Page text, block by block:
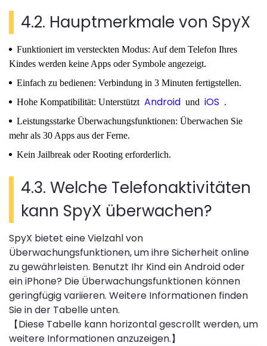
4.2. Hauptmerkmale von SpyX
Funktioniert im versteckten Modus: Auf dem Telefon Ihres
Kindes werden keine Apps oder Symbole angezeigt.
Einfach zu bedienen: Verbindung in 3 Minuten fertigstellen.
Hohe Kompatibilität: Unterstützt Android und iOS .
Leistungsstarke Überwachungsfunktionen: Überwachen Sie
mehr als 30 Apps aus der Ferne.
Kein Jailbreak oder Rooting erforderlich.
4.3. Welche Telefonaktivitäten
kann SpyX überwachen?
SpyX bietet eine Vielzahl von
Überwachungsfunktionen, um ihre Sicherheit online
zu gewährleisten. Benutzt Ihr Kind ein Android oder
ein iPhone? Die Überwachungsfunktionen können
geringfügig variieren. Weitere Informationen finden
Sie in der Tabelle unten.
【Diese Tabelle kann horizontal gescrollt werden, um
weitere Informationen anzuzeigen.】